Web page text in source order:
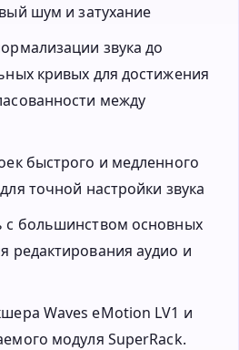
шум и затухание
звука до
кривых для достижения
между
быстрого и медленного
точной настройки звука
с большинством основных
редактирования аудио и
Waves eMotion LV1 и
модуля SuperRack.